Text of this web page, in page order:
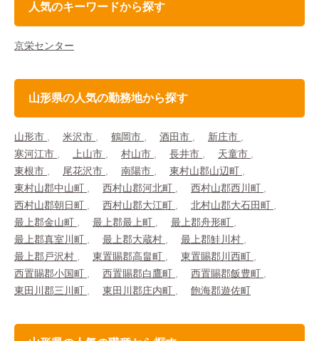
人気のキーワードから探す
京栄センター
山形県の人気の勤務地から探す
山形市 米沢市 鶴岡市 酒田市
新庄市
寒河江市
上山市 村山市 長井市
天童市
東根市
尾花沢市 南陽市
東村山郡山辺町
東村山郡中山町
西村山郡河北町
西村山郡西川町
西村山郡朝日町
西村山郡大江町
北村山郡大石田町
最上郡金山町
最上郡最上町
最上郡舟形町
最上郡真室川町
最上郡大蔵村
最上郡鮭川村
最上郡戸沢村
東置賜郡高畠町
東置賜郡川西町
西置賜郡小国町
西置賜郡白鷹町
西置賜郡飯豊町
東田川郡三川町
東田川郡庄内町 飽海郡遊佐町